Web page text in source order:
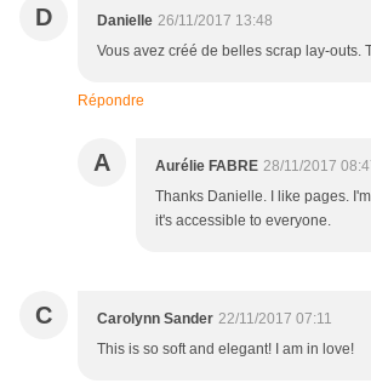
D Danielle 26/11/2017 13:48
Vous avez créé de belles scrap lay-outs.
Répondre
A Aurélie FABRE 28/11/2017
Thanks Danielle. I like pages.
it's accessible to everyone.
C Carolynn Sander 22/11/2017 07:11
This is so soft and elegant! I am in love!